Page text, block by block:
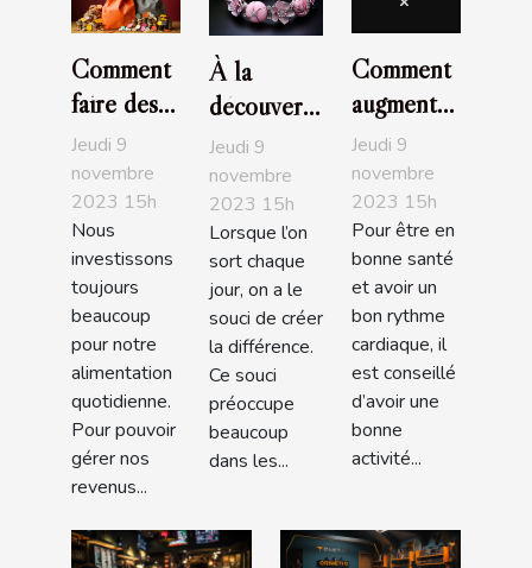
Comment
faire des
économies
en faisant
ses
courses ?
Jeudi 9
novembre
2023 15h
Nous
investissons
toujours
beaucoup
pour notre
alimentation
quotidienne.
Pour pouvoir
gérer nos
revenus...
À la
découverte
des
bracelets
Pandora
Jeudi 9
novembre
2023 15h
Lorsque l’on
sort chaque
jour, on a le
souci de créer
la différence.
Ce souci
préoccupe
beaucoup
dans les...
Comment
augmenter
la libido
féminine ?
Jeudi 9
novembre
2023 15h
Pour être en
bonne santé
et avoir un
bon rythme
cardiaque, il
est conseillé
d’avoir une
bonne
activité...